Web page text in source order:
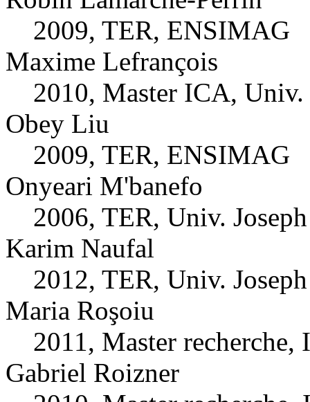
2009, TER, ENSIMAG
Maxime Lefrançois
2010, Master ICA, Univ.
Obey Liu
2009, TER, ENSIMAG
Onyeari M'banefo
2006, TER, Univ.
Karim Naufal
2012, TER, Univ.
Maria Roşoiu
2011, Master recherche,
Gabriel Roizner